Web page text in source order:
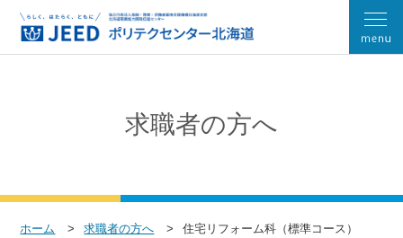
求職者の方へ
ホーム 求職者の方へ 住宅リフォーム科（標準コース）